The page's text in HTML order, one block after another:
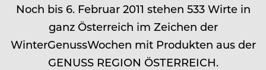
Noch bis 6. Februar 2011 stehen 533 Wirte in
ganz Österreich im Zeichen der
WinterGenussWochen mit Produkten aus der
GENUSS REGION ÖSTERREICH.